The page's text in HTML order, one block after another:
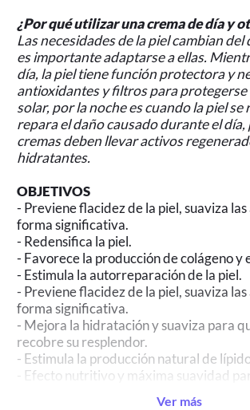
¿Por qué utilizar una crema de día y
Las necesidades de la piel cambian del
es importante adaptarse a ellas.
día, la piel tiene función protectora y
antioxidantes y filtros para protegerse
solar, por la noche es cuando la piel se
repara el daño causado durante el día,
cremas deben llevar activos
hidratantes.
OBJETIVOS
- Previene flacidez de la piel, suaviza
forma significativa.
- Redensifica la piel.
- Favorece la producción de colágeno y
- Estimula la autorreparación de la piel.
- Previene flacidez de la piel, suaviza
forma significativa.
- Mejora la hidratación y suaviza para
recobre su resplendor.
- Estimula la producción natural de
- Efecto nutritivo y máxima suavidad
Ver más